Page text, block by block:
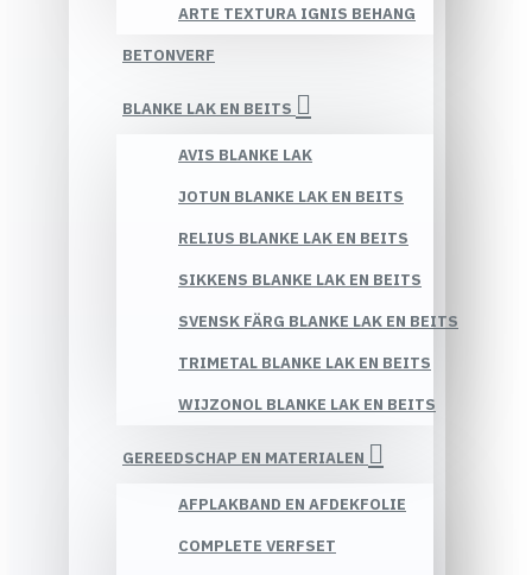
ARTE TEXTURA IGNIS BEHANG
BETONVERF
BLANKE LAK EN BEITS
AVIS BLANKE LAK
JOTUN BLANKE LAK EN BEITS
RELIUS BLANKE LAK EN BEITS
SIKKENS BLANKE LAK EN BEITS
SVENSK FÄRG BLANKE LAK EN BEITS
TRIMETAL BLANKE LAK EN BEITS
WIJZONOL BLANKE LAK EN BEITS
GEREEDSCHAP EN MATERIALEN
AFPLAKBAND EN AFDEKFOLIE
COMPLETE VERFSET